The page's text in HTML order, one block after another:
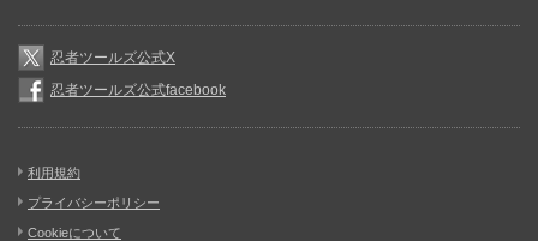
忍者ツールズ公式X
忍者ツールズ公式facebook
利用規約
プライバシーポリシー
Cookieについて